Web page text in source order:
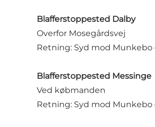
Blafferstoppested Dalby
Overfor Mosegårdsvej
Retning: Syd mod
Blafferstoppested Messinge
Ved købmanden
Retning: Syd mod